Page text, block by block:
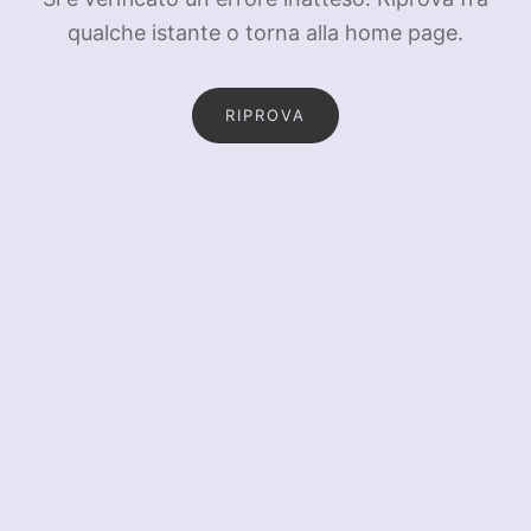
qualche istante o torna alla home page.
RIPROVA